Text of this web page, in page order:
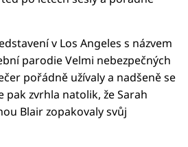
v Los Angeles s názvem
parodie Velmi nebezpečných
pořádně užívaly a nadšeně se
pak zvrhla natolik, že Sarah
Blair zopakovaly svůj